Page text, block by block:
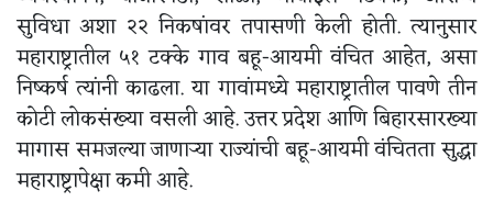
सुविधा अशा २२ निकषांवर तपासणी केली होती. त्यानुसार
महाराष्ट्रातील ५१ टक्के गाव बहू-आयमी वंचित आहेत, असा
निष्कर्ष त्यांनी काढला. या गावांमध्ये महाराष्ट्रातील पावणे तीन
कोटी लोकसंख्या वसली आहे. उत्तर प्रदेश आणि बिहारसारख्या
मागास समजल्या जाणाऱ्या राज्यांची बहू-आयमी वंचितता सुद्धा
महाराष्ट्रापेक्षा कमी आहे.